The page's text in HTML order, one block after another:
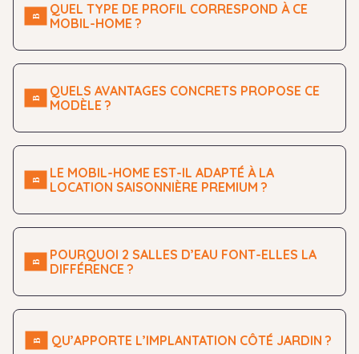
QUEL TYPE DE PROFIL CORRESPOND À CE
MOBIL-HOME ?
QUELS AVANTAGES CONCRETS PROPOSE CE
MODÈLE ?
LE MOBIL-HOME EST-IL ADAPTÉ À LA
LOCATION SAISONNIÈRE PREMIUM ?
POURQUOI 2 SALLES D’EAU FONT-ELLES LA
DIFFÉRENCE ?
QU’APPORTE L’IMPLANTATION CÔTÉ JARDIN ?